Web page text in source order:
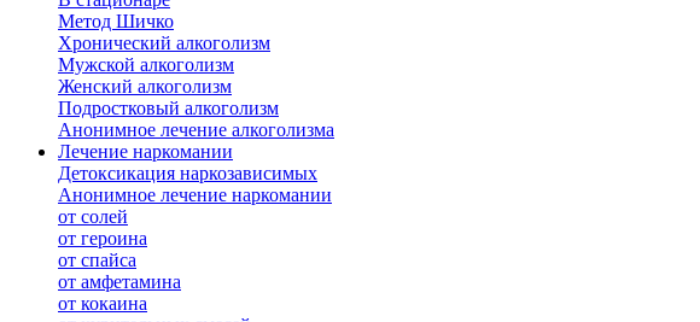
Метод Шичко
Хронический алкоголизм
Мужской алкоголизм
Женский алкоголизм
Подростковый алкоголизм
Анонимное лечение алкоголизма
Лечение наркомании
Детоксикация наркозависимых
Анонимное лечение наркомании
от солей
от героина
от спайса
от амфетамина
от кокаина